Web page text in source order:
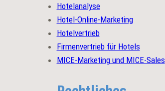
Hotelanalyse
Hotel-Online-Marketing
Hotelvertrieb
Firmenvertrieb für Hotels
MICE-Marketing und MICE-Sales